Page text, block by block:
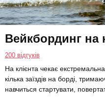
Вейкбординг на
200 відгуків
На клієнта чекає
кілька заїздів на борді,
навчиться стартувати,